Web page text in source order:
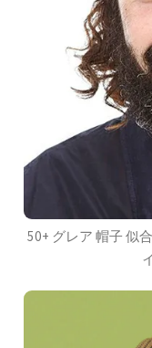
50+ グレア 帽子 似